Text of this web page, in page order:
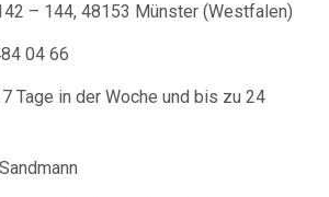
– 144, 48153 Münster (Westfalen)
04 66
Tage in der Woche und bis zu 24